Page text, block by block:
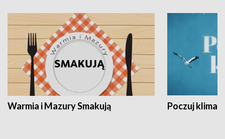
Warmia i Mazury Smakują Poczuj klimat